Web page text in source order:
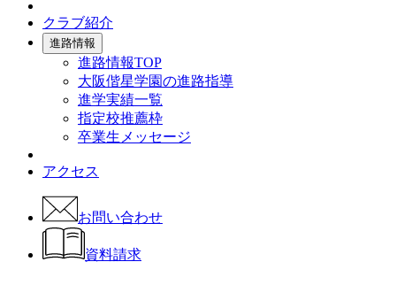
クラブ紹介
進路情報
進路情報TOP
大阪偕星学園の進路指導
進学実績一覧
指定校推薦枠
卒業生メッセージ
アクセス
お問い合わせ
資料請求